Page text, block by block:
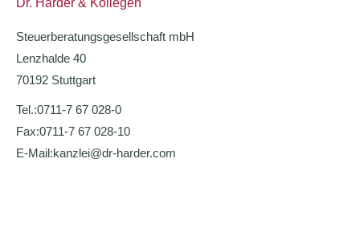
Dr. Harder & Kollegen
Steuerberatungsgesellschaft mbH
Lenzhalde 40
70192 Stuttgart
Tel.:0711-7 67 028-0
Fax:0711-7 67 028-10
E-Mail:kanzlei@dr-harder.com